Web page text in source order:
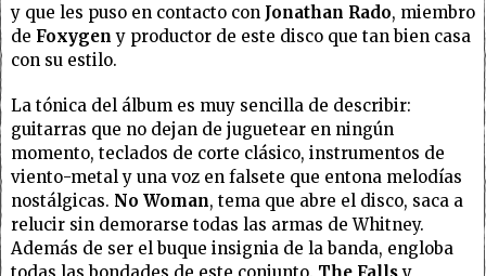
y que les puso en contacto con Jonathan Rado, miembro
de Foxygen y productor de este disco que tan bien casa
con su estilo.
La tónica del álbum es muy sencilla de describir:
guitarras que no dejan de juguetear en ningún
momento, teclados de corte clásico, instrumentos de
viento-metal y una voz en falsete que entona melodías
nostálgicas. No Woman, tema que abre el disco, saca a
relucir sin demorarse todas las armas de Whitney.
Además de ser el buque insignia de la banda, engloba